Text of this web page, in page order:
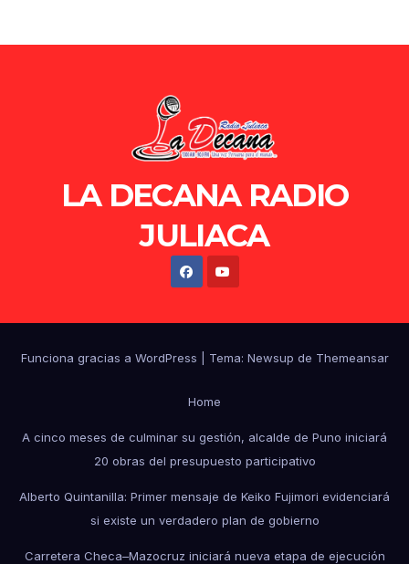
LA DECANA RADIO
JULIACA
Funciona gracias a WordPress Tema: Newsup de Themeansar
Home
A cinco meses de culminar su gestión, alcalde de Puno iniciará
20 obras del presupuesto participativo
Alberto Quintanilla: Primer mensaje de Keiko Fujimori evidenciará
si existe un verdadero plan de gobierno
Carretera Checa–Mazocruz iniciará nueva etapa de ejecución